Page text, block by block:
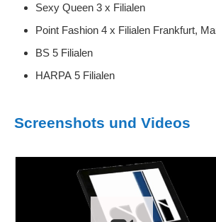
Sexy Queen 3 x Filialen
Point Fashion 4 x Filialen Frankfurt,
BS 5 Filialen
HARPA 5 Filialen
Screenshots und Videos